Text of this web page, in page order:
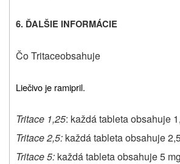
6. ĎALŠIE INFORMÁCIE
ČoTritaceobsahuje
Liečivo je ramipril.
Tritace 1,25: každá tableta obsahuje
Tritace 2,5: každá tableta obsahuje
Tritace 5: každá tableta obsahuje5